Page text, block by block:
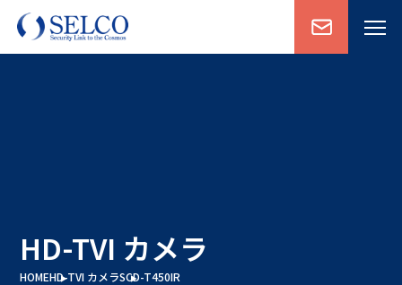
HD-TVI カメラ
HOMEHD-TVI カメラSCD-T450IR